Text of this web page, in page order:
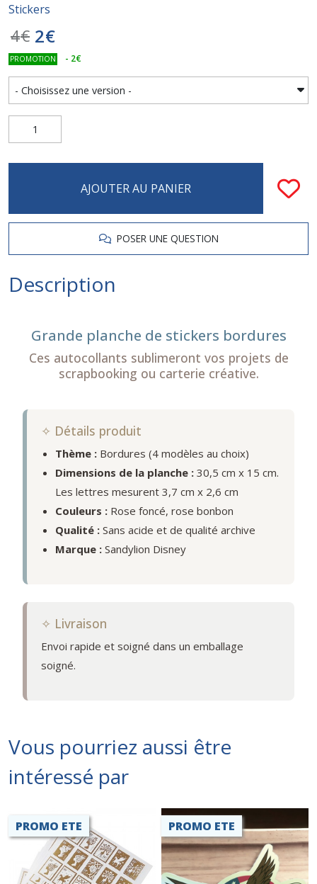
Stickers
4€ 2€
PROMOTION - 2€
AJOUTER AU PANIER
POSER UNE QUESTION
Description
Grande planche de stickers bordures
Ces autocollants sublimeront vos projets de
scrapbooking ou carterie créative.
✧ Détails produit
Thème : Bordures (4 modèles au choix)
Dimensions de la planche : 30,5 cm x 15 cm.
Les lettres mesurent 3,7 cm x 2,6 cm
Couleurs : Rose foncé, rose bonbon
Qualité : Sans acide et de qualité archive
Marque : Sandylion Disney
✧ Livraison
Envoi rapide et soigné dans un emballage
soigné.
Vous pourriez aussi être
intéressé par
PROMO ETE PROMO ETE